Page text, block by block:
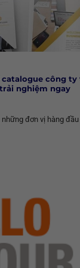
công ty
nghiệm ngay
đơn vị hàng